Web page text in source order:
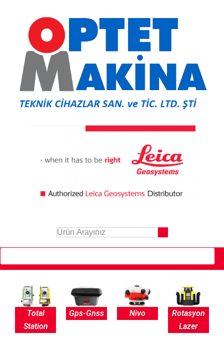
Total
Station
Gps-Gnss Nivo
Rotasyon
Lazer